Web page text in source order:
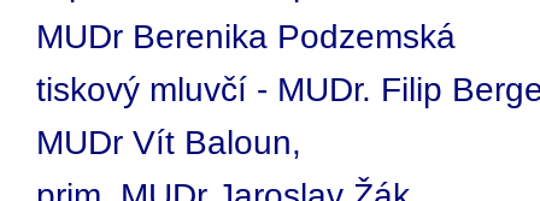
MUDr Berenika Podzemská
tiskový mluvčí - MUDr. Filip
MUDr Vít Baloun,